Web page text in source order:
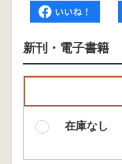
新刊・電子書籍
在庫なし